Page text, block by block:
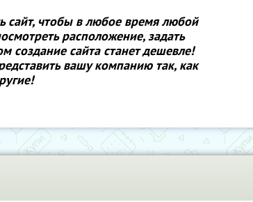
сайт, чтобы в любое время любой
расположение, задать
сайта станет дешевле!
вашу компанию так, как